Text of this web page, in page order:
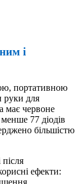
і
портативною
руки для
має червоне
77 діодів
більшістю
ефекти: